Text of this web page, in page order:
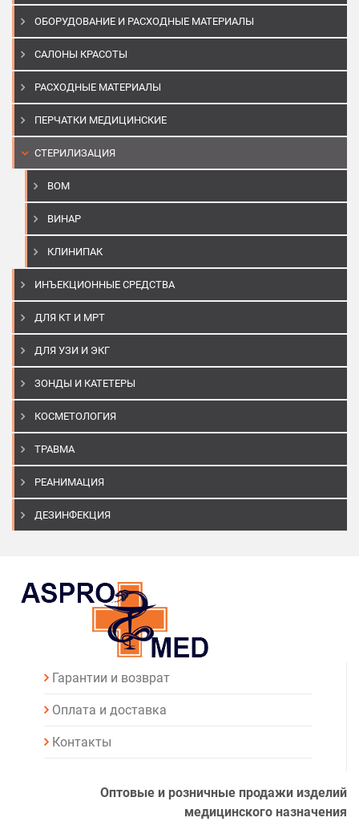
ОБОРУДОВАНИЕ И РАСХОДНЫЕ МАТЕРИАЛЫ
САЛОНЫ КРАСОТЫ
РАСХОДНЫЕ МАТЕРИАЛЫ
ПЕРЧАТКИ МЕДИЦИНСКИЕ
СТЕРИЛИЗАЦИЯ
BOM
ВИНАР
КЛИНИПАК
ИНЪЕКЦИОННЫЕ СРЕДСТВА
ДЛЯ КТ И МРТ
ДЛЯ УЗИ И ЭКГ
ЗОНДЫ И КАТЕТЕРЫ
КОСМЕТОЛОГИЯ
ТРАВМА
РЕАНИМАЦИЯ
ДЕЗИНФЕКЦИЯ
Гарантии и возврат
Оплата и доставка
Контакты
Оптовые и розничные продажи изделий
медицинского назначения